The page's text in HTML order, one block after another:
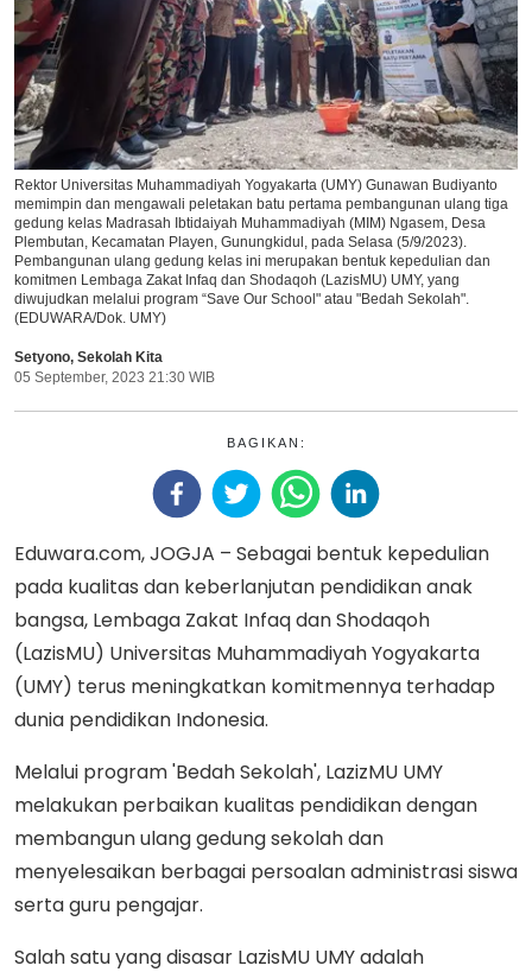
Ikuti Kami di:
Rektor Universitas Muhammadiyah Yogyakarta (UMY) Gunawan Budiyanto
memimpin dan mengawali peletakan batu pertama pembangunan ulang tiga
gedung kelas Madrasah Ibtidaiyah Muhammadiyah (MIM) Ngasem, Desa
Plembutan, Kecamatan Playen, Gunungkidul, pada Selasa (5/9/2023).
Pembangunan ulang gedung kelas ini merupakan bentuk kepedulian dan
komitmen Lembaga Zakat Infaq dan Shodaqoh (LazisMU) UMY, yang
diwujudkan melalui program “Save Our School" atau "Bedah Sekolah".
(EDUWARA/Dok. UMY)
Setyono, Sekolah Kita
05 September, 2023 21:30 WIB
BAGIKAN:
Eduwara.com, JOGJA – Sebagai bentuk kepedulian
pada kualitas dan keberlanjutan pendidikan anak
bangsa, Lembaga Zakat Infaq dan Shodaqoh
(LazisMU) Universitas Muhammadiyah Yogyakarta
(UMY) terus meningkatkan komitmennya terhadap
dunia pendidikan Indonesia.
Melalui program 'Bedah Sekolah', LazizMU UMY
melakukan perbaikan kualitas pendidikan dengan
membangun ulang gedung sekolah dan
menyelesaikan berbagai persoalan administrasi siswa
serta guru pengajar.
Salah satu yang disasar LazisMU UMY adalah